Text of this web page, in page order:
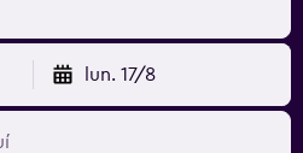
lun. 17/8